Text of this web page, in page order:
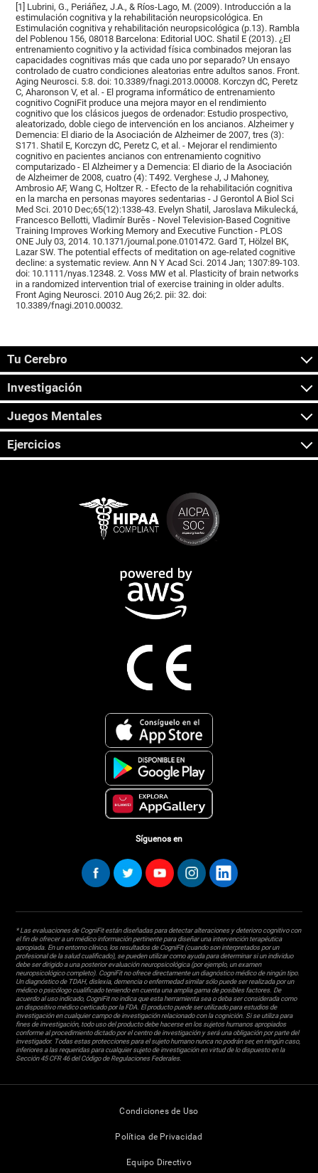
[1] Lubrini, G., Periáñez, J.A., & Ríos-Lago, M. (2009). Introducción a la
estimulación cognitiva y la rehabilitación neuropsicológica. En
Estimulación cognitiva y rehabilitación neuropsicológica (p.13). Rambla
del Poblenou 156, 08018 Barcelona: Editorial UOC. Shatil E (2013). ¿El
entrenamiento cognitivo y la actividad física combinados mejoran las
capacidades cognitivas más que cada uno por separado? Un ensayo
controlado de cuatro condiciones aleatorias entre adultos sanos. Front.
Aging Neurosci. 5:8. doi: 10.3389/fnagi.2013.00008. Korczyn dC, Peretz
C, Aharonson V, et al. - El programa informático de entrenamiento
cognitivo CogniFit produce una mejora mayor en el rendimiento
cognitivo que los clásicos juegos de ordenador: Estudio prospectivo,
aleatorizado, doble ciego de intervención en los ancianos. Alzheimer y
Demencia: El diario de la Asociación de Alzheimer de 2007, tres (3):
S171. Shatil E, Korczyn dC, Peretz C, et al. - Mejorar el rendimiento
cognitivo en pacientes ancianos con entrenamiento cognitivo
computarizado - El Alzheimer y a Demencia: El diario de la Asociación
de Alzheimer de 2008, cuatro (4): T492. Verghese J, J Mahoney,
Ambrosio AF, Wang C, Holtzer R. - Efecto de la rehabilitación cognitiva
en la marcha en personas mayores sedentarias - J Gerontol A Biol Sci
Med Sci. 2010 Dec;65(12):1338-43. Evelyn Shatil, Jaroslava Mikulecká,
Francesco Bellotti, Vladimír Burěs - Novel Television-Based Cognitive
Training Improves Working Memory and Executive Function - PLOS
ONE July 03, 2014. 10.1371/journal.pone.0101472. Gard T, Hölzel BK,
Lazar SW. The potential effects of meditation on age-related cognitive
decline: a systematic review. Ann N Y Acad Sci. 2014 Jan; 1307:89-103.
doi: 10.1111/nyas.12348. 2. Voss MW et al. Plasticity of brain networks
in a randomized intervention trial of exercise training in older adults.
Front Aging Neurosci. 2010 Aug 26;2. pii: 32. doi:
10.3389/fnagi.2010.00032.
Tu Cerebro
Investigación
Juegos Mentales
Ejercicios
Síguenos en
* Las evaluaciones de CogniFit están diseñadas para detectar alteraciones y deterioro cognitivo con
el fin de ofrecer a un médico información pertinente para diseñar una intervención terapéutica
apropiada. En un entorno clínico, los resultados de CogniFit (cuando son interpretados por un
profesional de la salud cualificado), se pueden utilizar como ayuda para determinar si un individuo
debe ser dirigido a una posterior evaluación neuropsicológica (por ejemplo, un examen
neuropsicológico completo). CogniFit no ofrece directamente un diagnóstico médico de ningún tipo.
Un diagnóstico de TDAH, dislexia, demencia o enfermedad similar sólo puede ser realizada por un
médico o psicólogo cualificado teniendo en cuenta una amplia gama de posibles factores. De
acuerdo al uso indicado, CogniFit no indica que esta herramienta sea o deba ser considerada como
un dispositivo médico certicado por la FDA. El producto puede ser utilizado para estudios de
investigación en cualquier campo de investigación relacionado con la cognición. Si se utiliza para
fines de investigación, todo uso del producto debe hacerse en los sujetos humanos apropiados
conforme al procedimiento dictado por el centro de investigación y será una obligación por parte del
investigador. Todas estas protecciones para el sujeto humano nunca no podrán ser, en ningún caso,
inferiores a las requeridas para cualquier sujeto de investigación en virtud de lo dispuesto en la
Sección 45 CFR 46 del Código de Regulaciones Federales.
Condiciones de Uso
Política de Privacidad
Equipo Directivo